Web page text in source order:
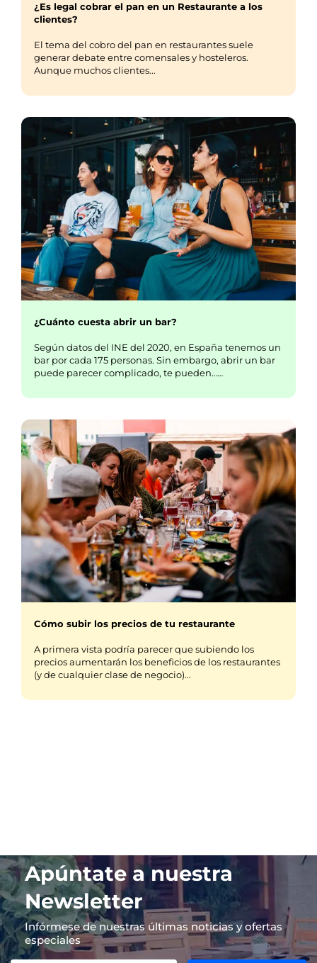
¿Es legal cobrar el pan en un Restaurante a los
clientes?
El tema del cobro del pan en restaurantes suele
generar debate entre comensales y hosteleros.
Aunque muchos clientes...
¿Cuánto cuesta abrir un bar?
Según datos del INE del 2020, en España tenemos un
bar por cada 175 personas. Sin embargo, abrir un bar
puede parecer complicado, te pueden……
Cómo subir los precios de tu restaurante
A primera vista podría parecer que subiendo los
precios aumentarán los beneficios de los restaurantes
(y de cualquier clase de negocio)…
Apúntate a nuestra
Newsletter
Infórmese de nuestras últimas noticias y ofertas
especiales